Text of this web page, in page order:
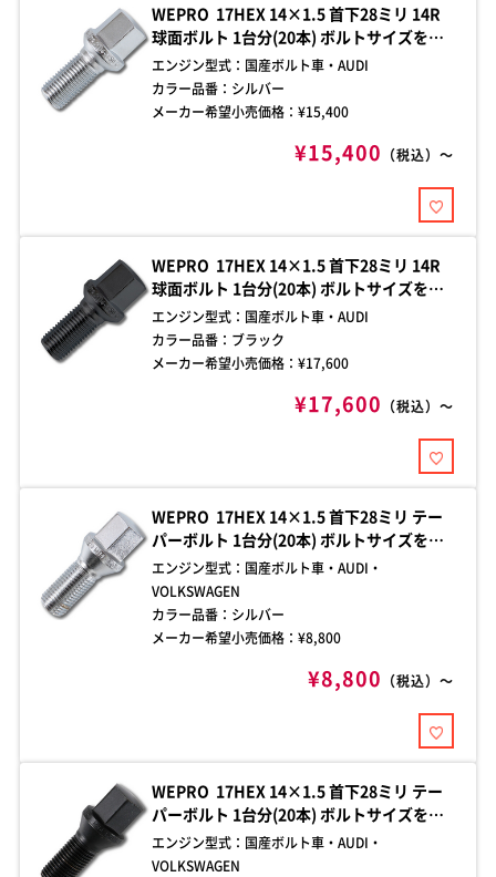
WEPRO 17HEX 14×1.5 首下28ミリ 14R
球面ボルト 1台分(20本) ボルトサイズをご
確認の上、お買い求めください。ご不明な
点はお問い合わせください。
エンジン型式： 国産ボルト車・AUDI
カラー品番： シルバー
メーカー希望小売価格：¥15,400
¥15,400 （税込）～
WEPRO 17HEX 14×1.5 首下28ミリ 14R
球面ボルト 1台分(20本) ボルトサイズをご
確認の上、お買い求めください。ご不明な
点はお問い合わせください。
エンジン型式： 国産ボルト車・AUDI
カラー品番： ブラック
メーカー希望小売価格：¥17,600
¥17,600 （税込）～
WEPRO 17HEX 14×1.5 首下28ミリ テー
パーボルト 1台分(20本) ボルトサイズをご
確認の上、お買い求めください。ご不明な
点はお問い合わせください。
エンジン型式： 国産ボルト車・AUDI・
VOLKSWAGEN
カラー品番： シルバー
メーカー希望小売価格：¥8,800
¥8,800 （税込）～
WEPRO 17HEX 14×1.5 首下28ミリ テー
パーボルト 1台分(20本) ボルトサイズをご
確認の上、お買い求めください。ご不明な
点はお問い合わせください。
エンジン型式： 国産ボルト車・AUDI・
VOLKSWAGEN